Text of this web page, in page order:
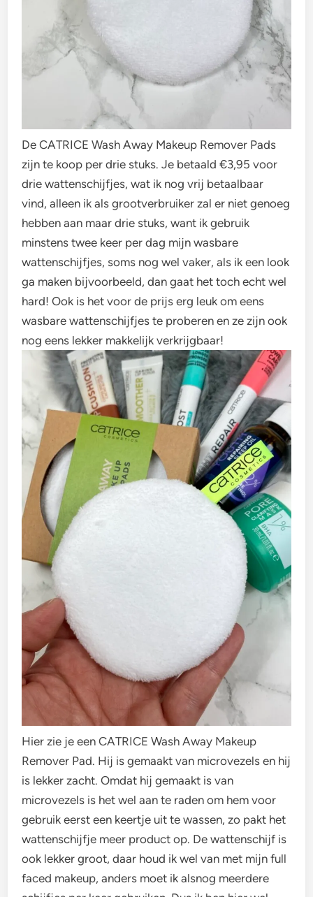
De CATRICE Wash Away Makeup Remover Pads
zijn te koop per drie stuks. Je betaald €3,95 voor
drie wattenschijfjes, wat ik nog vrij betaalbaar
vind, alleen ik als grootverbruiker zal er niet genoeg
hebben aan maar drie stuks, want ik gebruik
minstens twee keer per dag mijn wasbare
wattenschijfjes, soms nog wel vaker, als ik een look
ga maken bijvoorbeeld, dan gaat het toch echt wel
hard! Ook is het voor de prijs erg leuk om eens
wasbare wattenschijfjes te proberen en ze zijn ook
nog eens lekker makkelijk verkrijgbaar!
Hier zie je een CATRICE Wash Away Makeup
Remover Pad. Hij is gemaakt van microvezels en hij
is lekker zacht. Omdat hij gemaakt is van
microvezels is het wel aan te raden om hem voor
gebruik eerst een keertje uit te wassen, zo pakt het
wattenschijfje meer product op. De wattenschijf is
ook lekker groot, daar houd ik wel van met mijn full
faced makeup, anders moet ik alsnog meerdere